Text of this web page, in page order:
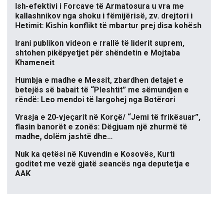
Ish-efektivi i Forcave të Armatosura u vra me
kallashnikov nga shoku i fëmijërisë, zv. drejtori i
Hetimit: Kishin konflikt të mbartur prej disa kohësh
Irani publikon videon e rrallë të liderit suprem,
shtohen pikëpyetjet për shëndetin e Mojtaba
Khameneit
Humbja e madhe e Messit, zbardhen detajet e
betejës së babait të “Pleshtit” me sëmundjen e
rëndë: Leo mendoi të largohej nga Botërori
Vrasja e 20-vjeçarit në Korçë/ “Jemi të frikësuar”,
flasin banorët e zonës: Dëgjuam një zhurmë të
madhe, dolëm jashtë dhe…
Nuk ka qetësi në Kuvendin e Kosovës, Kurti
goditet me vezë gjatë seancës nga deputetja e
AAK